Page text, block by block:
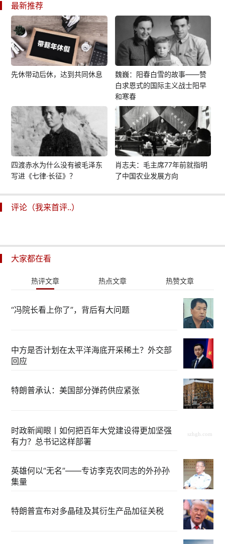
最新推荐
先休带动后休，达到共同休息
魏巍：阳春白雪的故事——赞
白求恩式的国际主义战士阳早
和寒春
四渡赤水为什么没有被毛泽东
写进《七律·长征》？
肖志夫：毛主席77年前就指明
了中国农业发展方向
评论（我来首评..）
大家都在看
热评文章 热点文章 热赞文章
“冯院长看上你了”，背后有大问题
中方是否计划在太平洋海底开采稀土？外交部
回应
特朗普承认：美国部分弹药供应紧张
时政新闻眼丨如何把百年大党建设得更加坚强
有力？总书记这样部署
英雄何以“无名”——专访李克农同志的外孙孙
集量
特朗普宣布对多晶硅及其衍生产品加征关税